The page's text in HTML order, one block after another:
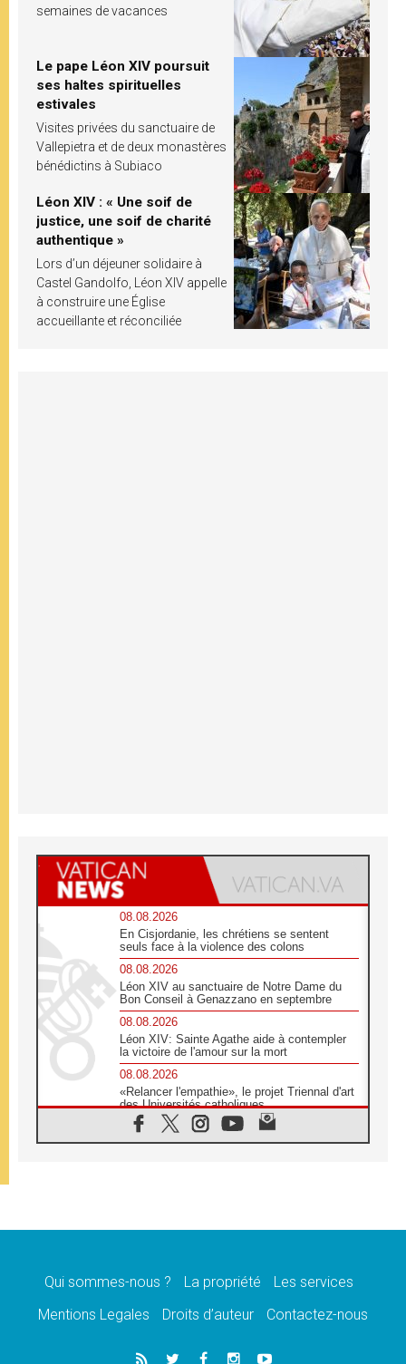
semaines de vacances
Le pape Léon XIV poursuit
ses haltes spirituelles
estivales
Visites privées du sanctuaire de
Vallepietra et de deux monastères
bénédictins à Subiaco
Léon XIV : « Une soif de
justice, une soif de charité
authentique »
Lors d’un déjeuner solidaire à
Castel Gandolfo, Léon XIV appelle
à construire une Église
accueillante et réconciliée
08.08.2026
En Cisjordanie, les chrétiens se sentent
seuls face à la violence des colons
08.08.2026
Léon XIV au sanctuaire de Notre Dame du
Bon Conseil à Genazzano en septembre
08.08.2026
Léon XIV: Sainte Agathe aide à contempler
la victoire de l'amour sur la mort
08.08.2026
«Relancer l'empathie», le projet Triennal d'art
des Universités catholiques
08.08.2026
Signis 2026, donner la parole aux religieuses
07.08.2026
07.08.2026
de l'Assomption et mémoire nationale
«La paix commence par l'empathie» estime
Qui sommes-nous ? La propriété
Les services
Mentions Legales
Droits d’auteur Contactez-nous